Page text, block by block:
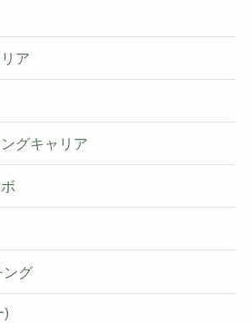
ア
グキャリア
ング
)